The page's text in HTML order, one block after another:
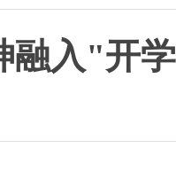
融入"开